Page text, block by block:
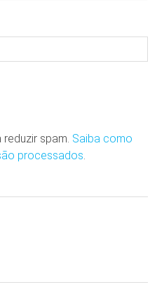
spam. Saiba como
processados.